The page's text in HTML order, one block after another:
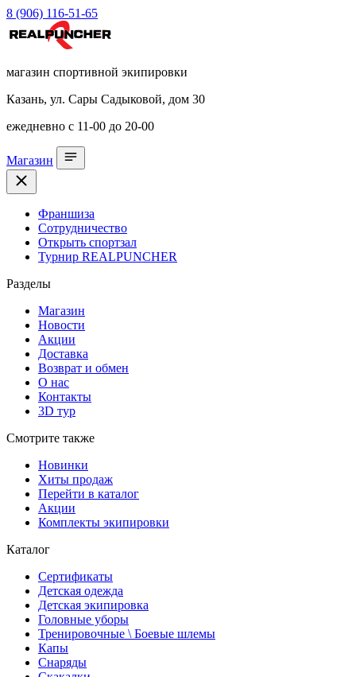
8 (906) 116-51-65
магазин спортивной экипировки
Казань, ул. Сары Садыковой, дом 30
ежедневно с 11-00 до 20-00
Магазин
Франшиза
Сотрудничество
Открыть спортзал
Турнир REALPUNCHER
Разделы
Магазин
Новости
Акции
Доставка
Возврат и обмен
О нас
Контакты
3D тур
Смотрите также
Новинки
Хиты продаж
Перейти в каталог
Акции
Комплекты экипировки
Каталог
Сертификаты
Детская одежда
Детская экипировка
Головные уборы
Тренировочные \ Боевые шлемы
Капы
Снаряды